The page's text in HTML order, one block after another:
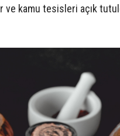
ve kamu tesisleri açık